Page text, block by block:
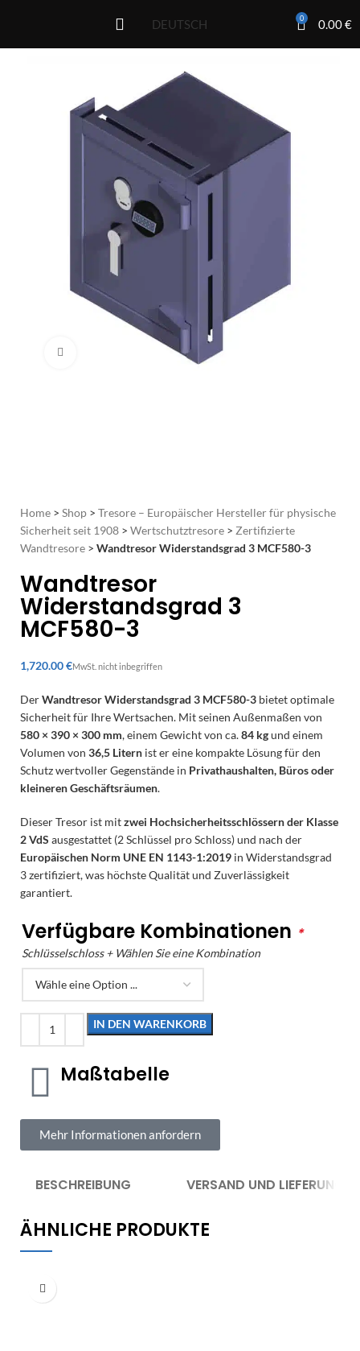
DEUTSCH 0 0.00€
Home > Shop > Tresore – Europäischer Hersteller für physische
Sicherheit seit 1908 > Wertschutztresore > Zertifizierte
Wandtresore > Wandtresor Widerstandsgrad 3 MCF580-3
Wandtresor
Widerstandsgrad 3
MCF580-3
€
DerWandtresor Widerstandsgrad 3 MCF580-3 bietet optimale
Sicherheit für Ihre Wertsachen. Mit seinen Außenmaßen von
580 × 390 × 300 mm, einem Gewicht von ca.84 kgund einem
Volumen von 36,5 Litern ist er eine kompakte Lösung für den
Schutz wertvoller Gegenstände in Privathaushalten, Büros oder
kleineren Geschäftsräumen.
Dieser Tresor ist mitzwei Hochsicherheitsschlössern der Klasse
2 VdS ausgestattet (2 Schlüssel pro Schloss) und nach der
Europäischen Norm UNE EN 1143-1:2019 in Widerstandsgrad
3 zertifiziert, was höchste Qualität und Zuverlässigkeit
garantiert.
Verfügbare Kombinationen *
Schlüsselschloss + Wählen Sie eine Kombination
IN DEN WARENKORB
Maßtabelle
Mehr Informationen anfordern
BESCHREIBUNG VERSAND UND LIEFERUNG
ÄHNLICHE PRODUKTE